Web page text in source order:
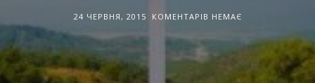
24 ЧЕРВНЯ, 2015 КОМЕНТАРІВ НЕМАЄ